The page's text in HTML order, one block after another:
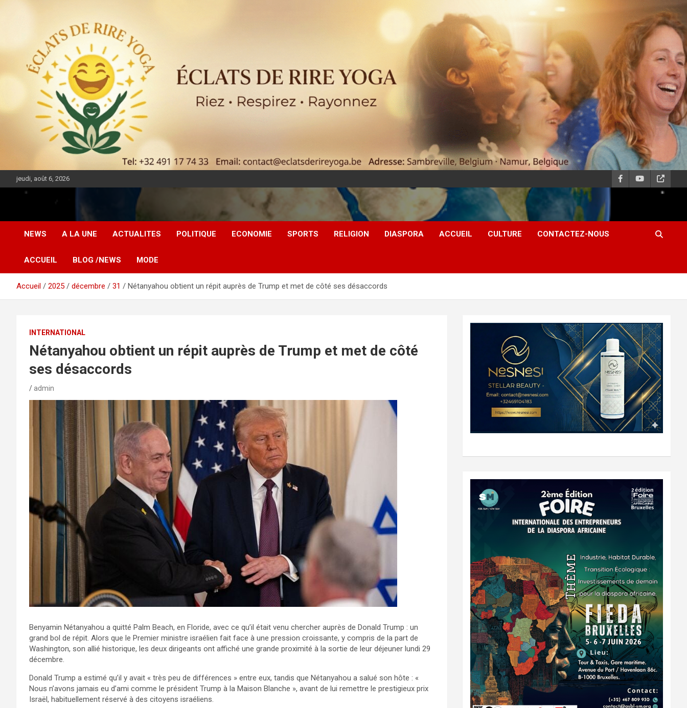
jeudi, août 6, 2026
DIASPORA PULSE
NEWS A LA UNE ACTUALITES POLITIQUE ECONOMIE SPORTS RELIGION DIASPORA ACCUEIL CULTURE CONTACTEZ-NOUS
ACCUEIL BLOG /NEWS MODE
Accueil 2025 décembre 31 Nétanyahou obtient un répit auprès de Trump et met de côté ses désaccords
INTERNATIONAL
Nétanyahou obtient un répit auprès de Trump et met de côté
ses désaccords
admin
Benyamin Nétanyahou a quitté Palm Beach, en Floride, avec ce qu’il était venu chercher auprès de Donald Trump : un
grand bol de répit. Alors que le Premier ministre israélien fait face à une pression croissante, y compris de la part de
Washington, son allié historique, les deux dirigeants ont affiché une grande proximité à la sortie de leur déjeuner lundi 29
décembre.
Donald Trump a estimé qu’il y avait « très peu de différences » entre eux, tandis que Nétanyahou a salué son hôte : «
Nous n’avons jamais eu d’ami comme le président Trump à la Maison Blanche », avant de lui remettre le prestigieux prix
Israël, habituellement réservé à des citoyens israéliens.